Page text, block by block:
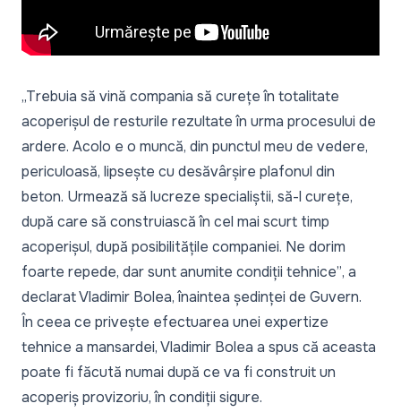
„Trebuia să vină compania să curețe în totalitate
acoperișul de resturile rezultate în urma procesului de
ardere. Acolo e o muncă, din punctul meu de vedere,
periculoasă, lipsește cu desăvârșire plafonul din
beton. Urmează să lucreze specialiștii, să-l curețe,
după care să construiască în cel mai scurt timp
acoperișul, după posibilitățile companiei. Ne dorim
foarte repede, dar sunt anumite condiții tehnice”, a
declarat Vladimir Bolea, înaintea ședinței de Guvern.
În ceea ce privește efectuarea unei expertize
tehnice a mansardei, Vladimir Bolea a spus că aceasta
poate fi făcută numai după ce va fi construit un
acoperiș provizoriu, în condiții sigure.